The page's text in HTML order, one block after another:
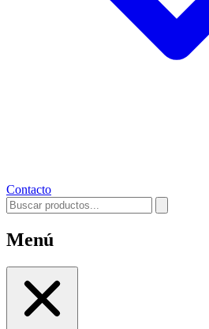
Contacto
Menú